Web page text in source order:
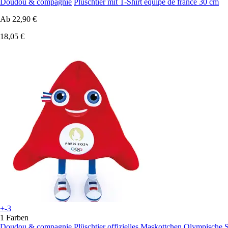
Ab 22,90 €
18,05 €
+-3
1 Farben